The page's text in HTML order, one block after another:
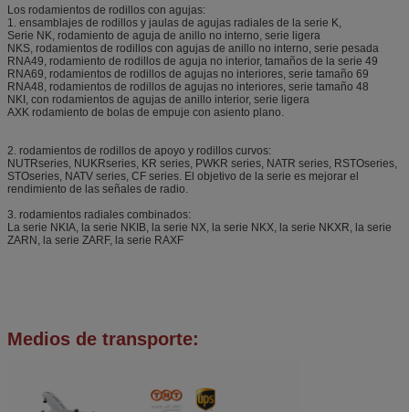
Los rodamientos de rodillos con agujas:
1. ensamblajes de rodillos y jaulas de agujas radiales de la serie K,
Serie NK, rodamiento de aguja de anillo no interno, serie ligera
NKS, rodamientos de rodillos con agujas de anillo no interno, serie pesada
RNA49, rodamiento de rodillos de aguja no interior, tamaños de la serie 49
RNA69, rodamientos de rodillos de agujas no interiores, serie tamaño 69
RNA48, rodamientos de rodillos de agujas no interiores, serie tamaño 48
NKI, con rodamientos de agujas de anillo interior, serie ligera
AXK rodamiento de bolas de empuje con asiento plano.
2. rodamientos de rodillos de apoyo y rodillos curvos:
NUTRseries, NUKRseries, KR series, PWKR series, NATR series, RSTOseries,
STOseries, NATV series, CF series. El objetivo de la serie es mejorar el
rendimiento de las señales de radio.
3. rodamientos radiales combinados:
La serie NKIA, la serie NKIB, la serie NX, la serie NKX, la serie NKXR, la serie
ZARN, la serie ZARF, la serie RAXF
Medios de transporte: